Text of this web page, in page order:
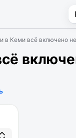
в Кеми всё включено